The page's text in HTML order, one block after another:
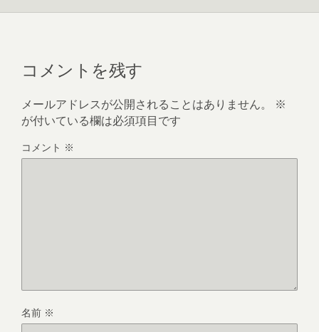
コメントを残す
メールアドレスが公開されることはありません。
※
が付いている欄は必須項目です
コメント ※
名前 ※